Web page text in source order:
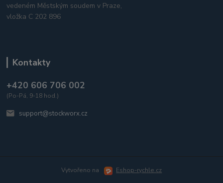
vedeném Městským soudem v Praze,
vložka C 202 896
Kontakty
+420 606 706 002
(Po-Pá, 9-18 hod.)
support@stockworx.cz
Vytvořeno na Eshop-rychle.cz